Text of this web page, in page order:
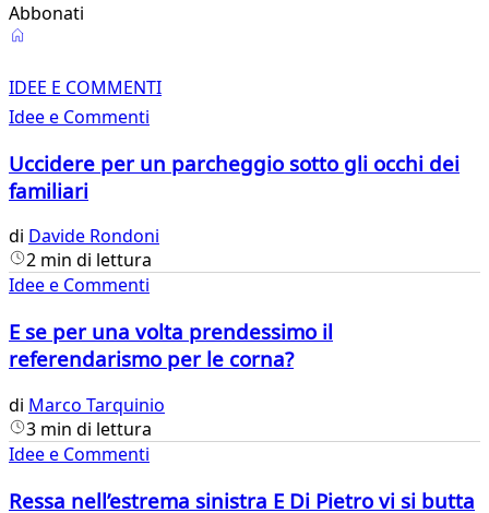
Abbonati
Idee
e
Commenti
IDEE E COMMENTI
Idee e Commenti
Uccidere per un parcheggio sotto gli occhi dei
familiari
di Davide Rondoni
2 min di lettura
Idee e Commenti
E se per una volta prendessimo il
referendarismo per le corna?
di Marco Tarquinio
3 min di lettura
Idee e Commenti
Ressa nell’estrema sinistra E Di Pietro vi si butta